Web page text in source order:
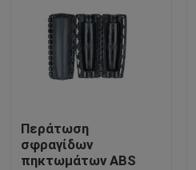
Περάτωση
σφραγίδων
πηκτωμάτων ABS